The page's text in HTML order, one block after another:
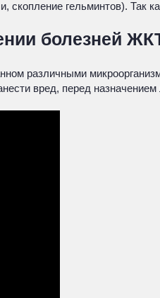
скопление гельминтов). Так
болезней
различными
вред, перед назначением